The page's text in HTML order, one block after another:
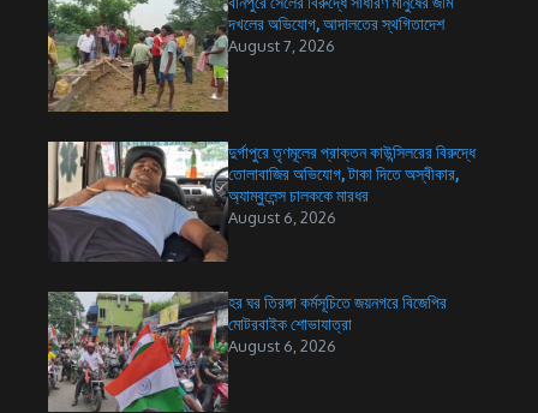
দখলের অভিযোগ, আদালতের স্থগিতাদেশ
August 7, 2026
দুর্গাপুরে তৃণমূলের প্রাক্তন কাউন্সিলরের বিরুদ্ধে
তোলাবাজির অভিযোগ, টাকা দিতে অস্বীকার,
অ্যাম্বুলেন্স চালককে মারধর
August 6, 2026
হর ঘর তিরঙ্গা কর্মসূচিতে জয়নগরে বিজেপির
মোটরবাইক শোভাযাত্রা
August 6, 2026